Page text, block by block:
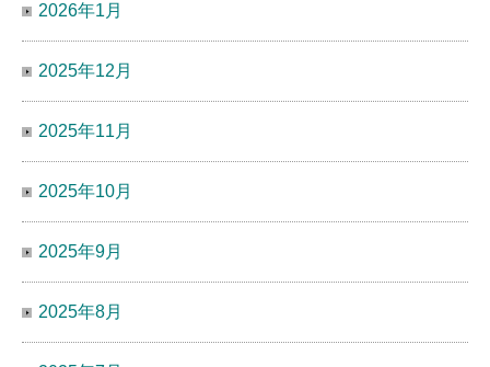
2026年1月
2025年12月
2025年11月
2025年10月
2025年9月
2025年8月